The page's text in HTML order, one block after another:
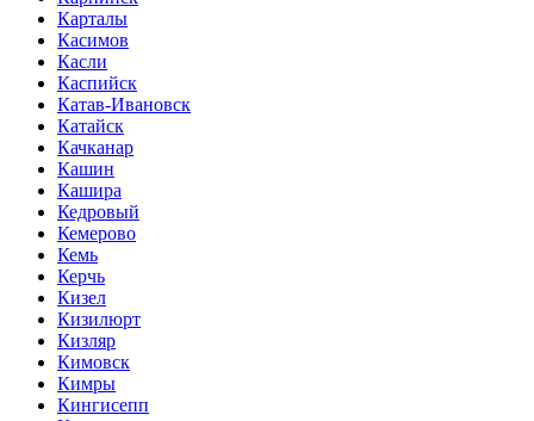
Карталы
Касимов
Касли
Каспийск
Катав-Ивановск
Катайск
Качканар
Кашин
Кашира
Кедровый
Кемерово
Кемь
Керчь
Кизел
Кизилюрт
Кизляр
Кимовск
Кимры
Кингисепп